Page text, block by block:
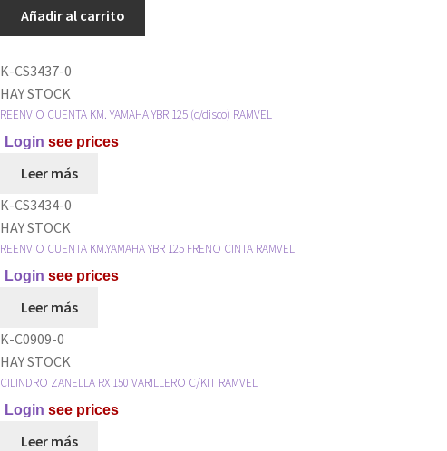
EMBRAGUE
110
(GRANDE)
RAMVEL
cantidad
Añadir al carrito
K-CS3437-0
HAY STOCK
REENVIO CUENTA KM. YAMAHA YBR 125 (c/disco) RAMVEL
Login see prices
Leer más
K-CS3434-0
HAY STOCK
REENVIO CUENTA KM.YAMAHA YBR 125 FRENO CINTA RAMVEL
Login see prices
Leer más
K-C0909-0
HAY STOCK
CILINDRO ZANELLA RX 150 VARILLERO C/KIT RAMVEL
Login see prices
Leer más